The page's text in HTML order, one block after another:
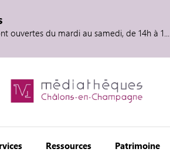
ouvertes du mardi au samedi, de 14h à 1...
Ressources Patrimoine